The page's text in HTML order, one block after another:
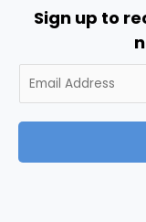
Sign up to